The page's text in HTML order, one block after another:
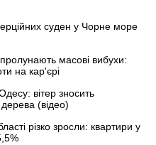
суден у Чорне море
масові вибухи:
на кар'єрі
вітер зносить
(відео)
різко зросли: квартири у